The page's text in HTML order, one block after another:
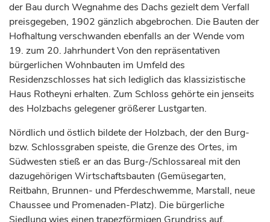
der Bau durch Wegnahme des Dachs gezielt dem Verfall
preisgegeben, 1902 gänzlich abgebrochen. Die Bauten der
Hofhaltung verschwanden ebenfalls an der Wende vom
19. zum 20. JahrhundertVon den repräsentativen
bürgerlichen Wohnbauten im Umfeld des
Residenzschlosses hat sich lediglich das klassizistische
Haus Rotheyni erhalten. Zum Schloss gehörte ein jenseits
des Holzbachs gelegener größerer Lustgarten.
Nördlich und östlich bildete der Holzbach, der den Burg-
bzw. Schlossgraben speiste, die Grenze des Ortes, im
Südwesten stieß er an das Burg-/Schlossareal mit den
dazugehörigen Wirtschaftsbauten (Gemüsegarten,
Reitbahn, Brunnen- und Pferdeschwemme, Marstall, neue
Chaussee und Promenaden-Platz). Die bürgerliche